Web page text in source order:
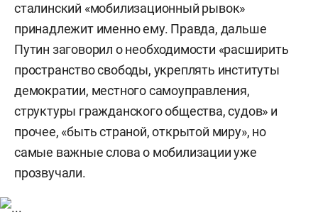
сталинский «мобилизационный рывок»
принадлежит именно ему. Правда, дальше
Путин заговорил о необходимости «расширить
пространство свободы, укреплять институты
демократии, местного самоуправления,
структуры гражданского общества, судов» и
прочее, «быть страной, открытой миру», но
самые важные слова о мобилизации уже
прозвучали.